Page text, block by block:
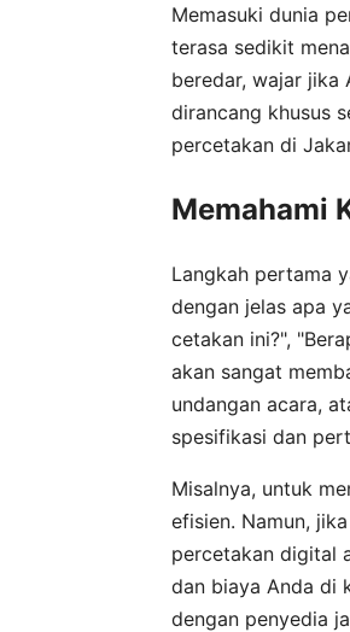
Memasuki dunia
terasa sedikit
beredar, wajar jika
dirancang khusus
percetakan di
Memahami
Langkah pertama
dengan jelas apa
cetakan ini?",
akan sangat
undangan acara,
spesifikasi dan
Misalnya, untuk
efisien. Namun,
percetakan digital
dan biaya Anda di
dengan penyedia